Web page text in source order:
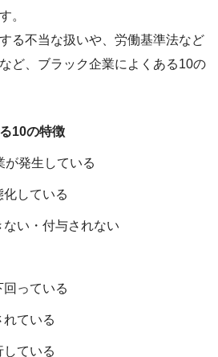
。
る不当な扱いや、労働基準法など
ど、 ブラック企業によくある10の
10の特徴
が発生している
している
い・付与されない
っている
ている
ている